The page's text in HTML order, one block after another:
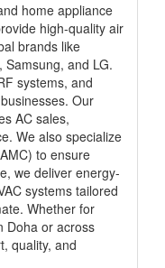
home appliance
high-quality air
brands like
Samsung, and LG.
systems, and
Our
AC sales,
We also specialize
to ensure
we deliver energy-
systems tailored
Whether for
Doha or across
quality, and